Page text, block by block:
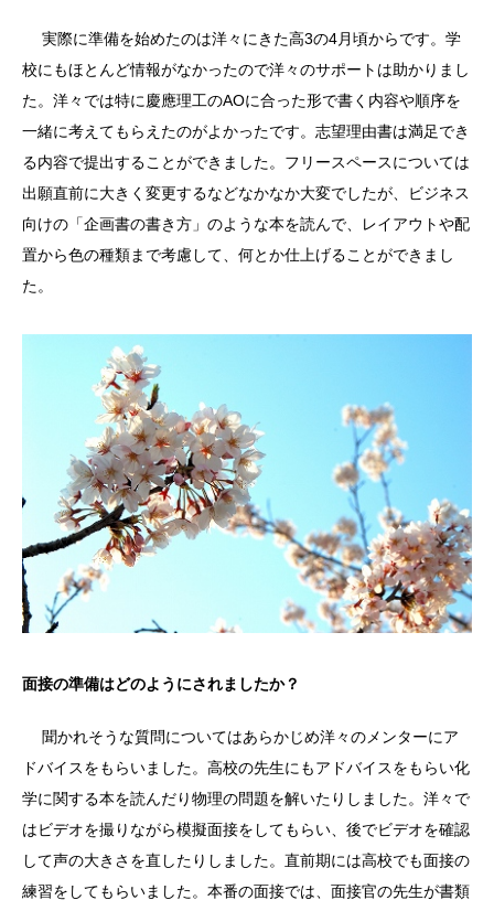
実際に準備を始めたのは洋々にきた高3の4月頃からです。学
校にもほとんど情報がなかったので洋々のサポートは助かりまし
た。洋々では特に慶應理工のAOに合った形で書く内容や順序を
一緒に考えてもらえたのがよかったです。志望理由書は満足でき
る内容で提出することができました。フリースペースについては
出願直前に大きく変更するなどなかなか大変でしたが、ビジネス
向けの「企画書の書き方」のような本を読んで、レイアウトや配
置から色の種類まで考慮して、何とか仕上げることができまし
た。
面接の準備はどのようにされましたか？
聞かれそうな質問についてはあらかじめ洋々のメンターにア
ドバイスをもらいました。高校の先生にもアドバイスをもらい化
学に関する本を読んだり物理の問題を解いたりしました。洋々で
はビデオを撮りながら模擬面接をしてもらい、後でビデオを確認
して声の大きさを直したりしました。直前期には高校でも面接の
練習をしてもらいました。本番の面接では、面接官の先生が書類